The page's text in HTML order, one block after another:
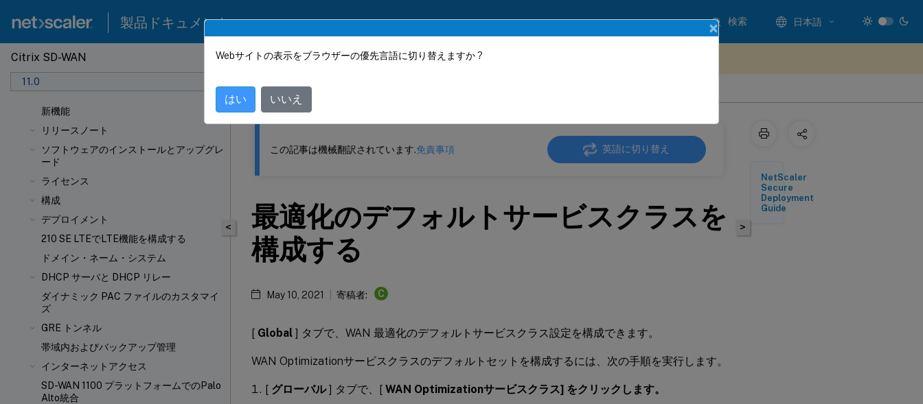
製品ドキュメント 検索 日本語
Citrix SD-WAN
11.0
新機能
リリースノート
ソフトウェアのインストールとアップグレ
ード
ライセンス
構成
デプロイメント
210 SE LTEでLTE機能を構成する
ドメイン・ネーム・システム
DHCP サーバと DHCP リレー
ダイナミック PAC ファイルのカスタマイ
ズ
GRE トンネル
帯域内およびバックアップ管理
インターネットアクセス
SD-WAN 1100 プラットフォームでのPalo
Alto統合
このコンテンツは動的に機械翻訳されています。
Citrix SD-WAN
<
この記事は機械翻訳されています.免責事項 英語に切り替え
最適化のデフォルトサービスクラスを
構成する
May 10, 2021 寄稿者: C
[ Global ] タブで、WAN 最適化のデフォルトサービスクラス設定を構成できます。
WAN Optimizationサービスクラスのデフォルトセットを構成するには、次の手順を実行します。
[ グローバル] タブで、[ WAN Optimizationサービスクラス] をクリックします。
>
NetScaler
Secure
Deployment
Guide
×
Webサイトの表示をブラウザーの優先言語に切り替えますか ?
はい いいえ